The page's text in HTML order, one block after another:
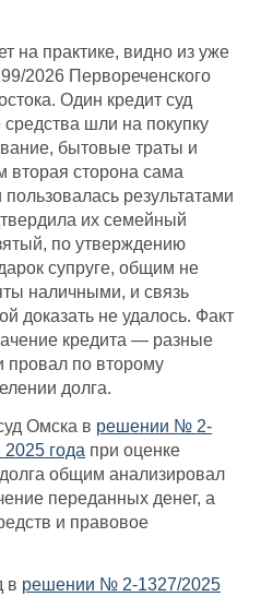
на практике, видно из уже
2026 Первореченского
Один кредит суд
шли на покупку
бытовые траты и
вторая сторона сама
результатами
их семейный
по утверждению
супруге, общим не
наличными, и связь
доказать не удалось. Факт
кредита — разные
провал по второму
долга.
Омска в решении № 2-
года при оценке
общим анализировал
переданных денег, а
и правовое
в решении № 2-1327/2025